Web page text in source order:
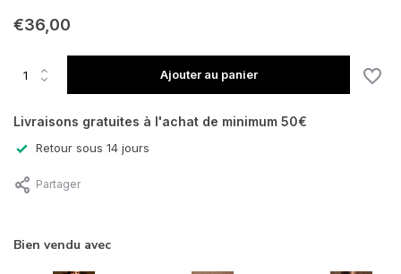
€36,00
Ajouter au panier
Livraisons gratuites à l'achat de minimum 50€
Retour sous 14 jours
Partager
Bien vendu avec